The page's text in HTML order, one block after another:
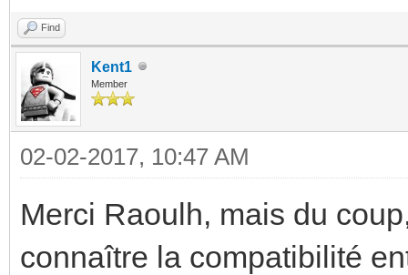
Find
Kent1
Member
02-02-2017, 10:47 AM
Merci Raoulh, mais du
connaître la compatibilité